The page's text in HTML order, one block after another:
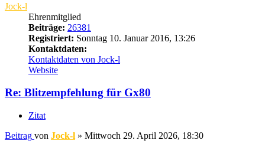
Jock-l
Ehrenmitglied
Beiträge: 26381
Registriert: Sonntag 10. Januar 2016, 13:26
Kontaktdaten:
Kontaktdaten von Jock-l
Website
Re: Blitzempfehlung für Gx80
Zitat
Beitrag von Jock-l » Mittwoch 29. April 2026, 18:30